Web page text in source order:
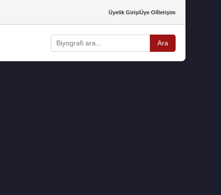
Üyelik GirişiÜye Olİletişim
Ara